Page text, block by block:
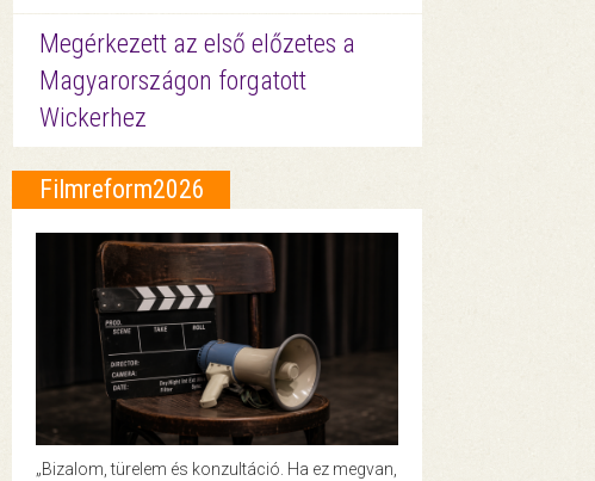
Megérkezett az első előzetes a
Magyarországon forgatott
Wickerhez
Filmreform2026
„Bizalom, türelem és konzultáció. Ha ez megvan,